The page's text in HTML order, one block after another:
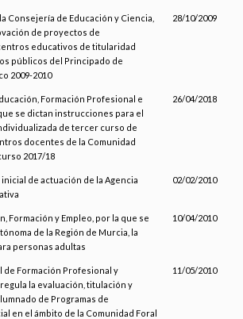
Consejería de Educación y Ciencia,
de proyectos de
educativos de titularidad
públicos del Principado de
2009-2010
28/10/2009
Formación Profesional e
se dictan instrucciones para el
de tercer curso de
docentes de la Comunidad
2017/18
26/04/2018
de actuación de la Agencia
02/02/2010
Formación y Empleo, por la que se
de la Región de Murcia, la
personas adultas
10/04/2010
de Formación Profesional y
la evaluación, titulación y
de Programas de
en el ámbito de la Comunidad Foral
11/05/2010